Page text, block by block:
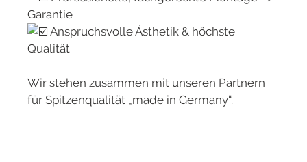
Garantie
Anspruchsvolle Ästhetik & höchste
Qualität
Wir stehen zusammen mit unseren Partnern
für Spitzenqualität „made in Germany“.